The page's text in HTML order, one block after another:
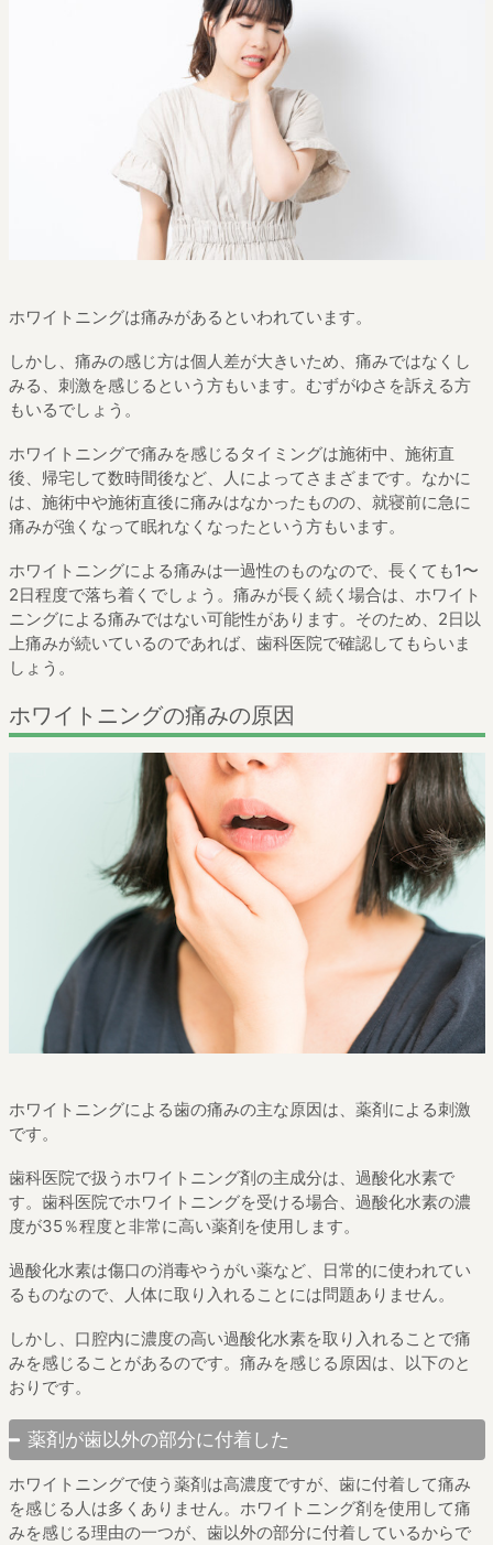
ホワイトニングは痛みがあるといわれています。
しかし、痛みの感じ方は個人差が大きいため、痛みではなくし
みる、刺激を感じるという方もいます。むずがゆさを訴える方
もいるでしょう。
ホワイトニングで痛みを感じるタイミングは施術中、施術直
後、帰宅して数時間後など、人によってさまざまです。なかに
は、施術中や施術直後に痛みはなかったものの、就寝前に急に
痛みが強くなって眠れなくなったという方もいます。
ホワイトニングによる痛みは一過性のものなので、長くても1〜
2日程度で落ち着くでしょう。痛みが長く続く場合は、ホワイト
ニングによる痛みではない可能性があります。そのため、2日以
上痛みが続いているのであれば、歯科医院で確認してもらいま
しょう。
ホワイトニングの痛みの原因
ホワイトニングによる歯の痛みの主な原因は、薬剤による刺激
です。
歯科医院で扱うホワイトニング剤の主成分は、過酸化水素で
す。歯科医院でホワイトニングを受ける場合、過酸化水素の濃
度が35％程度と非常に高い薬剤を使用します。
過酸化水素は傷口の消毒やうがい薬など、日常的に使われてい
るものなので、人体に取り入れることには問題ありません。
しかし、口腔内に濃度の高い過酸化水素を取り入れることで痛
みを感じることがあるのです。痛みを感じる原因は、以下のと
おりです。
薬剤が歯以外の部分に付着した
ホワイトニングで使う薬剤は高濃度ですが、歯に付着して痛み
を感じる人は多くありません。ホワイトニング剤を使用して痛
みを感じる理由の一つが、歯以外の部分に付着しているからで